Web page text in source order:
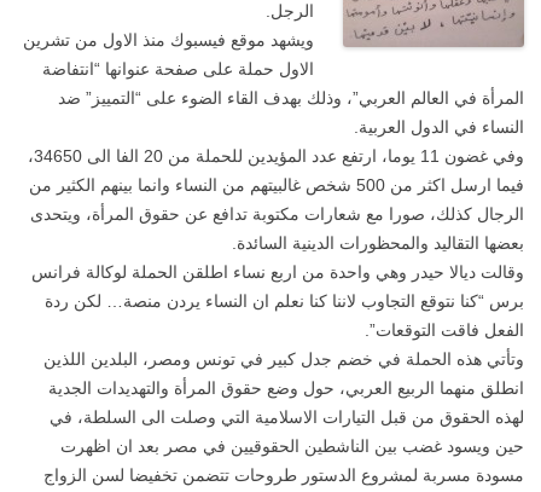
الرجل.
ويشهد موقع فيسبوك منذ الاول من تشرين
الاول حملة على صفحة عنوانها “انتفاضة
المرأة في العالم العربي”، وذلك بهدف القاء الضوء على “التمييز” ضد
النساء في الدول العربية.
وفي غضون 11 يوما، ارتفع عدد المؤيدين للحملة من 20 الفا الى 34650،
فيما ارسل اكثر من 500 شخص غالبيتهم من النساء وانما بينهم الكثير من
الرجال كذلك، صورا مع شعارات مكتوبة تدافع عن حقوق المرأة، ويتحدى
بعضها التقاليد والمحظورات الدينية السائدة.
وقالت ديالا حيدر وهي واحدة من اربع نساء اطلقن الحملة لوكالة فرانس
برس “كنا نتوقع التجاوب لاننا كنا نعلم ان النساء يردن منصة… لكن ردة
الفعل فاقت التوقعات”.
وتأتي هذه الحملة في خضم جدل كبير في تونس ومصر، البلدين اللذين
انطلق منهما الربيع العربي، حول وضع حقوق المرأة والتهديدات الجدية
لهذه الحقوق من قبل التيارات الاسلامية التي وصلت الى السلطة، في
حين ويسود غضب بين الناشطين الحقوقيين في مصر بعد ان اظهرت
مسودة مسربة لمشروع الدستور طروحات تتضمن تخفيضا لسن الزواج